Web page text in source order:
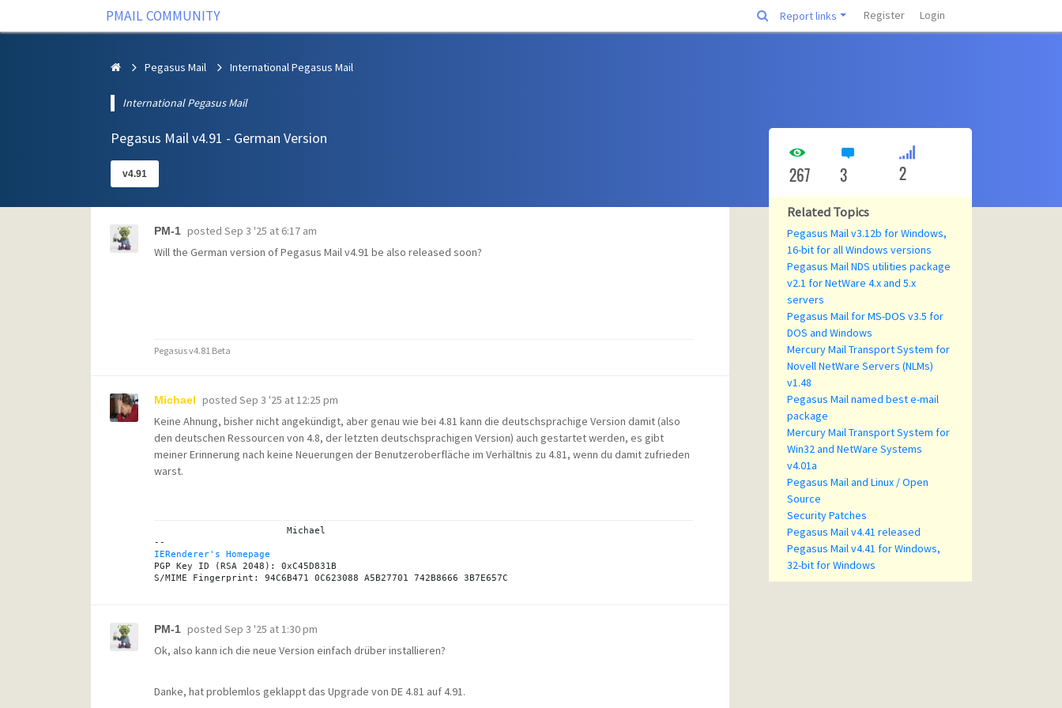
PMAIL COMMUNITY Report links Register Login
Pegasus Mail International Pegasus Mail
International Pegasus Mail
Pegasus Mail v4.91 - German Version
v4.91
PM-1 posted Sep 3 '25 at 6:17 am
Will the German version of Pegasus Mail v4.91 be also released soon?
Pegasus v4.81 Beta
Michael posted Sep 3 '25 at 12:25 pm
Keine Ahnung, bisher nicht angekündigt, aber genau wie bei 4.81 kann die deutschsprachige Version damit (also
den deutschen Ressourcen von 4.8, der letzten deutschsprachigen Version) auch gestartet werden, es gibt
meiner Erinnerung nach keine Neuerungen der Benutzeroberfläche im Verhältnis zu 4.81, wenn du damit zufrieden
warst.
IERenderer's Homepage
PGP Key ID (RSA 2048): 0xC45D831B
PM-1 posted Sep 3 '25 at 1:30 pm
Ok, also kann ich die neue Version einfach drüber installieren?
Danke, hat problemlos geklappt das Upgrade von DE 4.81 auf 4.91.
267 3 2
Related Topics
Pegasus Mail v3.12b for Windows,
16-bit for all Windows versions
Pegasus Mail NDS utilities package
v2.1 for NetWare 4.x and 5.x
servers
Pegasus Mail for MS-DOS v3.5 for
DOS and Windows
Mercury Mail Transport System for
Novell NetWare Servers (NLMs)
v1.48
Pegasus Mail named best e-mail
package
Mercury Mail Transport System for
Win32 and NetWare Systems
v4.01a
Pegasus Mail and Linux / Open
Source
Security Patches
Pegasus Mail v4.41 released
Pegasus Mail v4.41 for Windows,
32-bit for Windows